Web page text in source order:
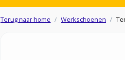
Terug naar home Werkschoenen